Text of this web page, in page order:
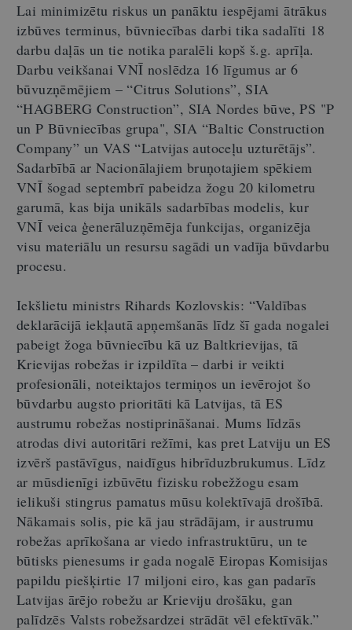
Lai minimizētu riskus un panāktu iespējami ātrākus
izbūves terminus, būvniecības darbi tika sadalīti 18
darbu daļās un tie notika paralēli kopš š.g. aprīļa.
Darbu veikšanai VNĪ noslēdza 16 līgumus ar 6
būvuzņēmējiem – “Citrus Solutions”, SIA
“HAGBERG Construction”, SIA Nordes būve, PS "P
un P Būvniecības grupa", SIA “Baltic Construction
Company” un VAS “Latvijas autoceļu uzturētājs”.
Sadarbībā ar Nacionālajiem bruņotajiem spēkiem
VNĪ šogad septembrī pabeidza žogu 20 kilometru
garumā, kas bija unikāls sadarbības modelis, kur
VNĪ veica ģenerāluzņēmēja funkcijas, organizēja
visu materiālu un resursu sagādi un vadīja būvdarbu
procesu.
Iekšlietu ministrs Rihards Kozlovskis: “Valdības
deklarācijā iekļautā apņemšanās līdz šī gada nogalei
pabeigt žoga būvniecību kā uz Baltkrievijas, tā
Krievijas robežas ir izpildīta – darbi ir veikti
profesionāli, noteiktajos termiņos un ievērojot šo
būvdarbu augsto prioritāti kā Latvijas, tā ES
austrumu robežas nostiprināšanai. Mums līdzās
atrodas divi autoritāri režīmi, kas pret Latviju un ES
izvērš pastāvīgus, naidīgus hibrīduzbrukumus. Līdz
ar mūsdienīgi izbūvētu fizisku robežžogu esam
ielikuši stingrus pamatus mūsu kolektīvajā drošībā.
Nākamais solis, pie kā jau strādājam, ir austrumu
robežas aprīkošana ar viedo infrastruktūru, un te
būtisks pienesums ir gada nogalē Eiropas Komisijas
papildu piešķirtie 17 miljoni eiro, kas gan padarīs
Latvijas ārējo robežu ar Krieviju drošāku, gan
palīdzēs Valsts robežsardzei strādāt vēl efektīvāk.”